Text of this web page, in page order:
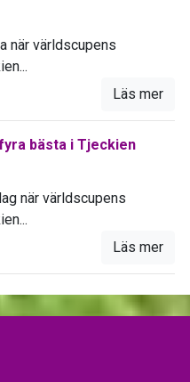
när världscupens
Läs mer
bästa i Tjeckien
när världscupens
Läs mer